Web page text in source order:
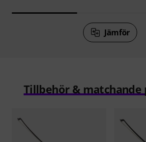
Jämför
Tillbehör &